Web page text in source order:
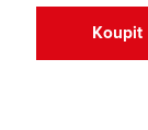
Koupit